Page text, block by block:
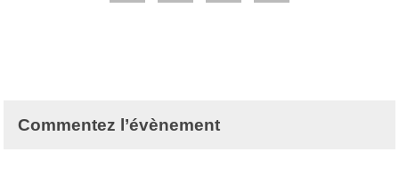
Commentez l’évènement